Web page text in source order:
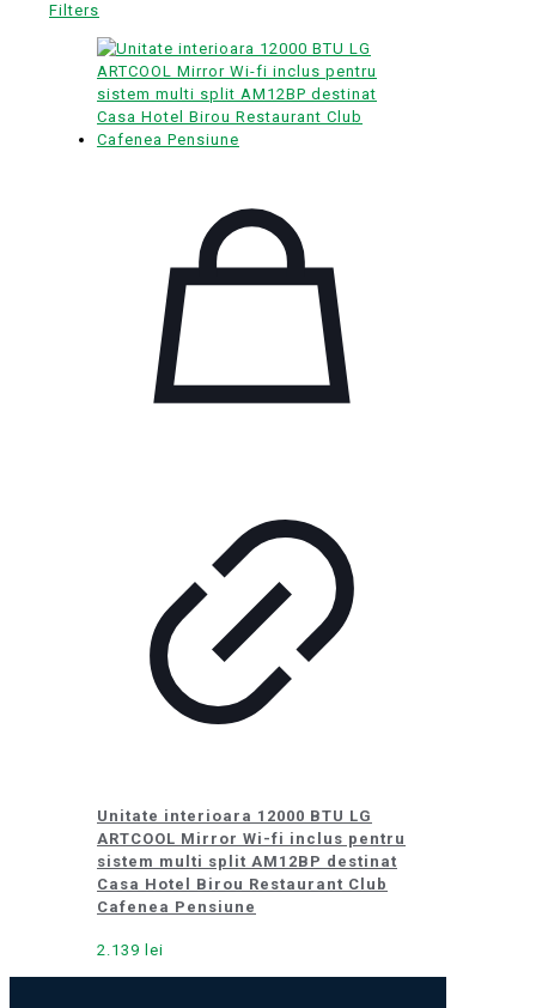
Filters
Unitate interioara 12000 BTU LG
ARTCOOL Mirror Wi-fi inclus pentru
sistem multi split AM12BP destinat
Casa Hotel Birou Restaurant Club
Cafenea Pensiune
2.139 lei